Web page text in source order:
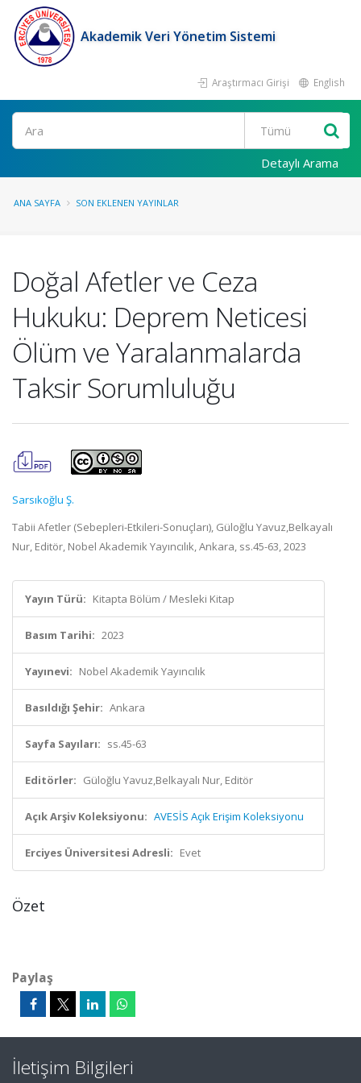
Akademik Veri Yönetim Sistemi
Araştırmacı Girişi English
Ara
Detaylı Arama
ANA SAYFA SON EKLENEN YAYINLAR
Doğal Afetler ve Ceza
Hukuku: Deprem Neticesi
Ölüm ve Yaralanmalarda
Taksir Sorumluluğu
Sarsıkoğlu Ş.
Tabii Afetler (Sebepleri-Etkileri-Sonuçları), Güloğlu Yavuz,Belkayalı
Nur, Editör, Nobel Akademik Yayıncılık, Ankara, ss.45-63, 2023
Yayın Türü: Kitapta Bölüm / Mesleki Kitap
Basım Tarihi: 2023
Yayınevi: Nobel Akademik Yayıncılık
Basıldığı Şehir: Ankara
Sayfa Sayıları: ss.45-63
Editörler: Güloğlu Yavuz,Belkayalı Nur, Editör
Açık Arşiv Koleksiyonu: AVESİS Açık Erişim Koleksiyonu
Erciyes Üniversitesi Adresli: Evet
Özet
Paylaş
İletişim Bilgileri